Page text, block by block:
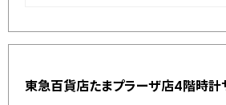
東急百貨店たまプラーザ店4階時計